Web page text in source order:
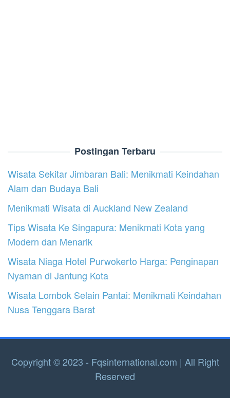
Postingan Terbaru
Wisata Sekitar Jimbaran Bali: Menikmati Keindahan
Alam dan Budaya Bali
Menikmati Wisata di Auckland New Zealand
Tips Wisata Ke Singapura: Menikmati Kota yang
Modern dan Menarik
Wisata Niaga Hotel Purwokerto Harga: Penginapan
Nyaman di Jantung Kota
Wisata Lombok Selain Pantai: Menikmati Keindahan
Nusa Tenggara Barat
Copyright © 2023 - Fqsinternational.com | All Right
Reserved